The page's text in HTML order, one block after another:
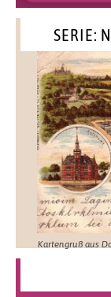
SERIE:
Kartengruß aus